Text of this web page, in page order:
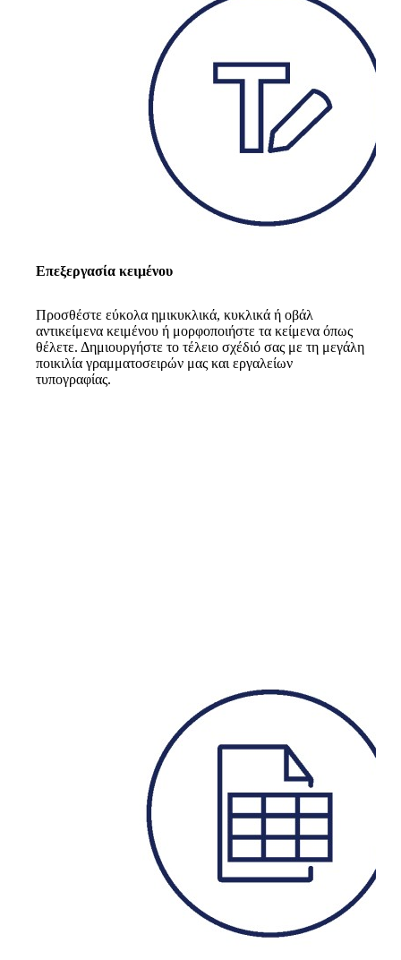
Επεξεργασία κειμένου
Προσθέστε εύκολα ημικυκλικά, κυκλικά ή οβάλ
αντικείμενα κειμένου ή μορφοποιήστε τα κείμενα όπως
θέλετε. Δημιουργήστε το τέλειο σχέδιό σας με τη μεγάλη
ποικιλία γραμματοσειρών μας και εργαλείων
τυπογραφίας.